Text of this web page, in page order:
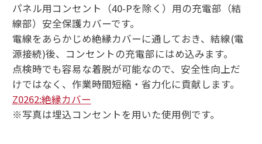
パネル用コンセント（40-Pを除く）用の充電部（結
線部）安全保護カバーです。
電線をあらかじめ絶縁カバーに通しておき、結線(電
源接続)後、コンセントの充電部にはめ込みます。
点検時でも容易な着脱が可能なので、安全性向上だ
けではなく、作業時間短縮・省力化に貢献します。
Z0262:絶縁カバー
※写真は埋込コンセントを用いた使用例です。